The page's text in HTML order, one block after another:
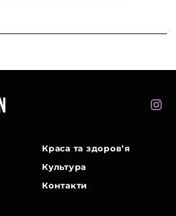
Краса та здоров’я
Культура
Контакти